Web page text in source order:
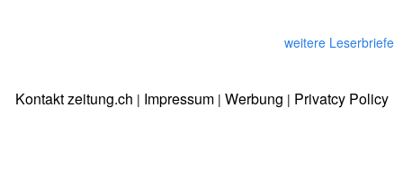
weitere Leserbriefe
Kontakt zeitung.ch | Impressum| Werbung | Privatcy Policy